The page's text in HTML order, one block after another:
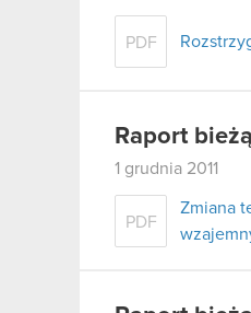
PDF
Raport
1 grudnia 2011
PDF
Zmiana